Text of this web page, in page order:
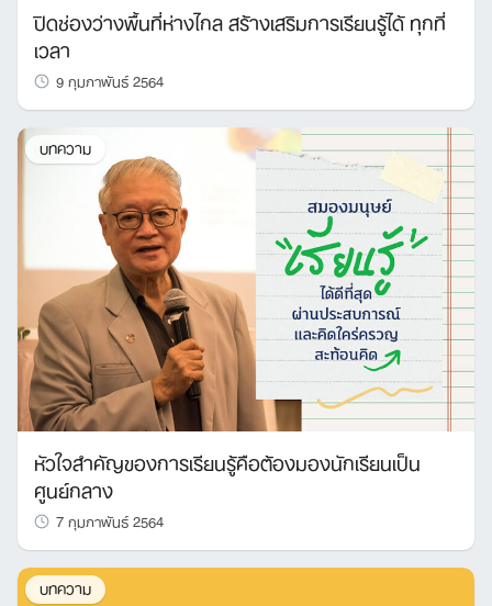
ปิดช่องว่างพื้นที่ห่างไกล สร้างเสริมการเรียนรู้ได้ ทุกที่
เวลา
9 กุมภาพันธ์ 2564
บทความ
หัวใจสำคัญของการเรียนรู้คือต้องมองนักเรียนเป็น
ศูนย์กลาง
7 กุมภาพันธ์ 2564
บทความ